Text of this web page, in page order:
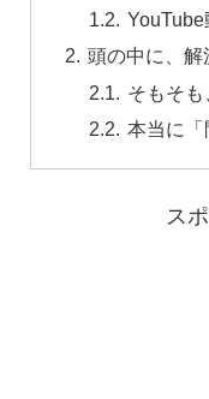
頭の中に、解
そもそ
本当に
ス